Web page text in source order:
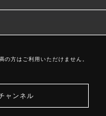
方はご利用いただけません。
ャンネル